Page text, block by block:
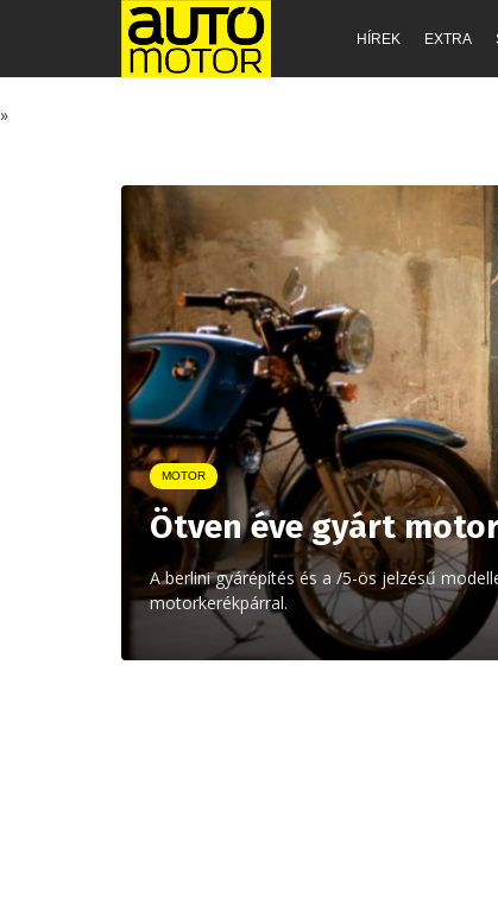
HÍREK EXTRA
»
MOTOR
Ötven éve gyárt
A berlini gyárépítés és a /5-ös jelzésű
motorkerékpárral.